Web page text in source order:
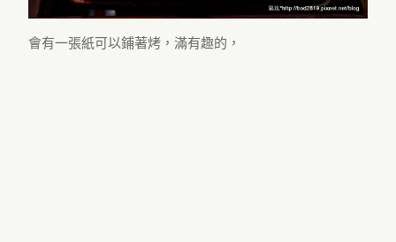
會有一張紙可以鋪著烤，滿有趣的，